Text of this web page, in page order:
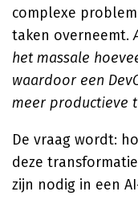
complexe
taken overneemt.
het massale
waardoor een
meer productieve
De vraag wordt:
deze
zijn nodig in een